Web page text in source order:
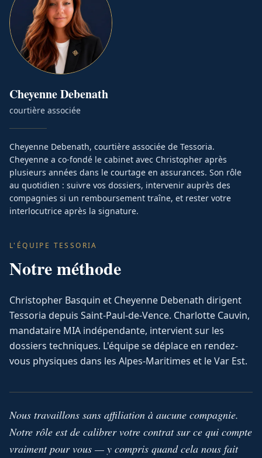
CheyenneDebenath
courtière associée
Cheyenne Debenath, courtière associée de Tessoria.
Cheyenne a co-fondé le cabinet avec Christopher après
plusieurs années dans le courtage en assurances. Son rôle
au quotidien : suivre vos dossiers, intervenir auprès des
compagnies si un remboursement traîne, et rester votre
interlocutrice après la signature.
L'ÉQUIPE TESSORIA
Notre méthode
Christopher Basquin et Cheyenne Debenath dirigent
Tessoria depuis Saint-Paul-de-Vence. Charlotte Cauvin,
mandataire MIA indépendante, intervient sur les
dossiers techniques. L'équipe se déplace en rendez-
vous physiques dans les Alpes-Maritimes et le Var Est.
Nous travaillons sans affiliation à aucune compagnie.
Notre rôle est de calibrer votre contrat sur ce qui compte
vraiment pour vous — y compris quand cela nous fait